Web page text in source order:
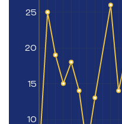
10
15
20
25